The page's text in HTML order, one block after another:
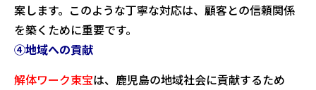
案します。このような丁寧な対応は、顧客との信頼関係
を築くために重要です。
④地域への貢献
解体ワーク東宝は、鹿児島の地域社会に貢献するため